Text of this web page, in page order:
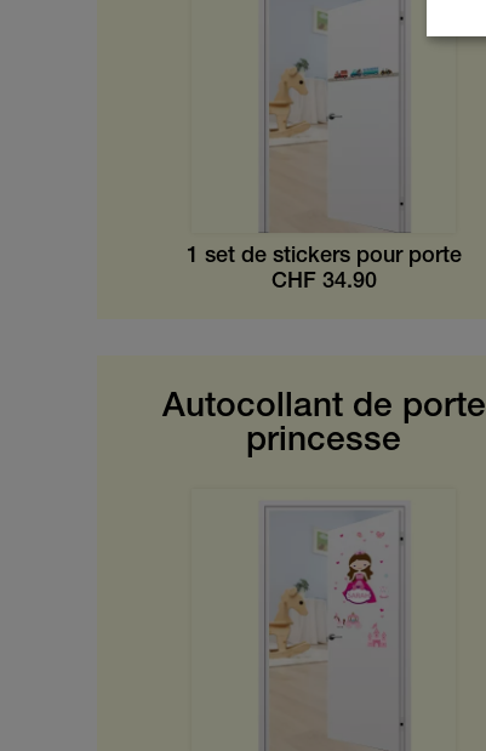
1 set de stickers pour porte
CHF 34.90
Autocollant de porte
princesse